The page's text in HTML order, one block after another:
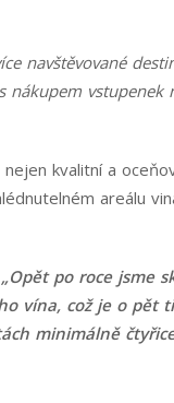
navštěvované
nákupem vstupenek
kvalitní a
areálu
„Opět po roce jsme
vína, což je o pět
minimálně